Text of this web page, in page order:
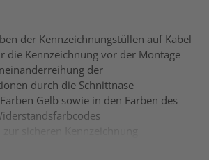
der Kennzeichnungstüllen auf Kabel
die Kennzeichnung vor der Montage
der
durch die Schnittnase
Gelb sowie in den Farben des